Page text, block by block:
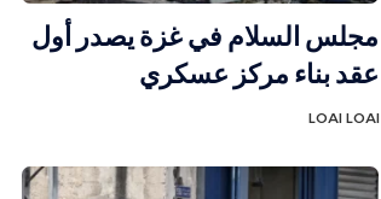
مجلس السلام في غزة يصدر أول
عقد بناء مركز عسكري
LOAI LOAI